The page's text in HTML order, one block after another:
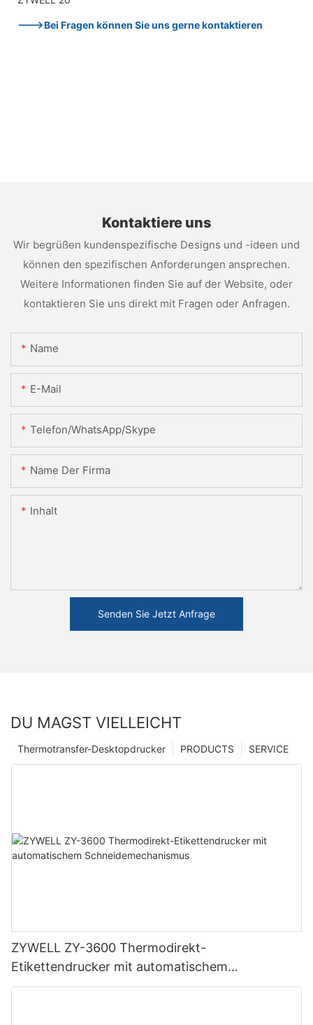
--->Bei Fragen können Sie uns gerne kontaktieren
Kontaktiere uns
Wir begrüßen kundenspezifische Designs und -ideen und
können den spezifischen Anforderungen ansprechen.
Weitere Informationen finden Sie auf der Website, oder
kontaktieren Sie uns direkt mit Fragen oder Anfragen.
Name
E-Mail
Telefon/WhatsApp/Skype
Name Der Firma
Inhalt
Senden Sie Jetzt Anfrage
DU MAGST VIELLEICHT
SERVICE
PRODUCTS
Thermotransfer-Desktopdrucker
ZYWELL ZY-3600 Thermodirekt-
Etikettendrucker mit automatischem
Schneidemechanismus